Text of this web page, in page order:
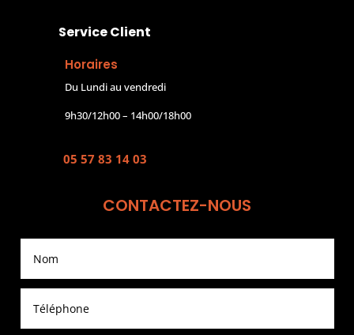
Service Client
Horaires
Du Lundi au vendredi
9h30/12h00 – 14h00/18h00
05 57 83 14 03
CONTACTEZ-NOUS